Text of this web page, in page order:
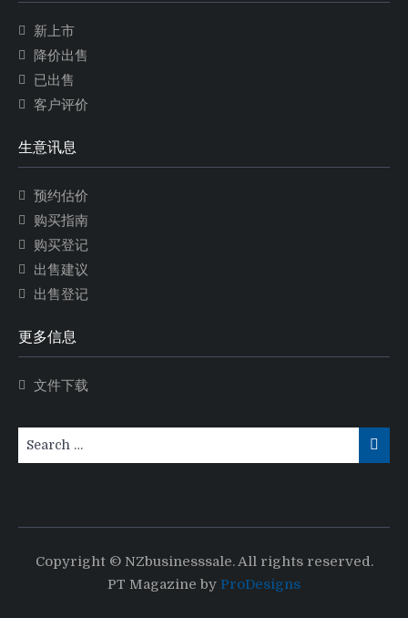
新上市
降价出售
已出售
客户评价
生意讯息
预约估价
购买指南
购买登记
出售建议
出售登记
更多信息
文件下载
Copyright © NZbusinesssale. All rights reserved.
PT Magazine by ProDesigns